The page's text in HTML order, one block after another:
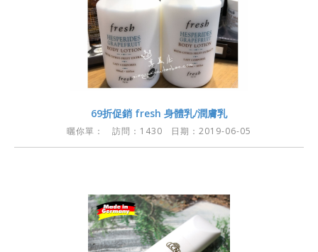
69折促銷 fresh 身體乳/潤膚乳
曬你單： 訪問：1430 日期：2019-06-05